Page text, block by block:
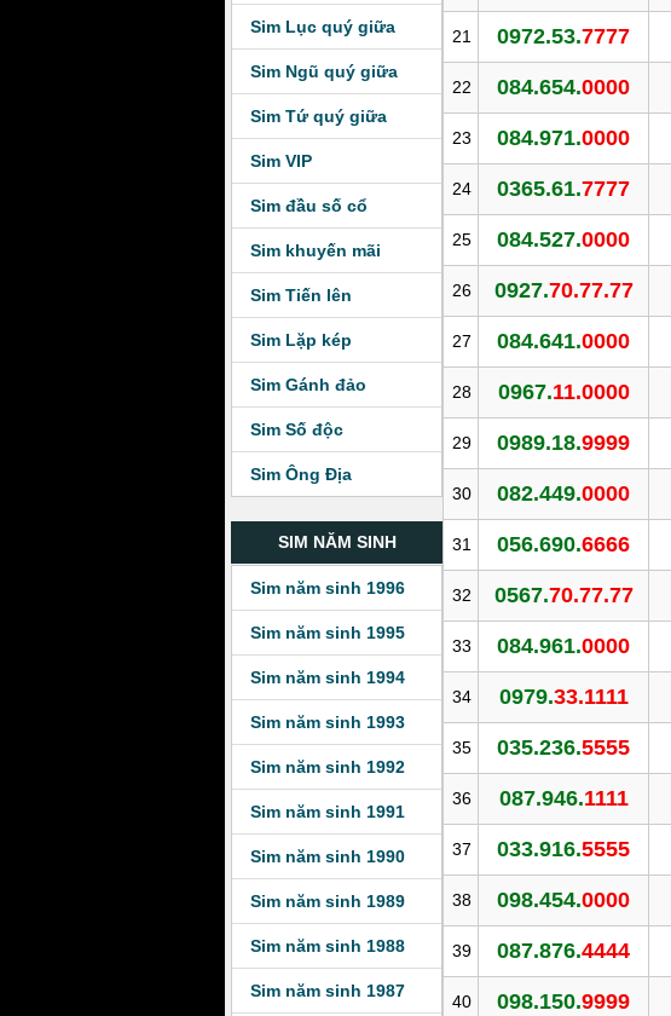
Sim Lục quý giữa
Sim Ngũ quý giữa
Sim Tứ quý giữa
Sim VIP
Sim đầu số cổ
Sim khuyến mãi
Sim Tiến lên
Sim Lặp kép
Sim Gánh đảo
Sim Số độc
Sim Ông Địa
SIM NĂM SINH
Sim năm sinh 1996
Sim năm sinh 1995
Sim năm sinh 1994
Sim năm sinh 1993
Sim năm sinh 1992
Sim năm sinh 1991
Sim năm sinh 1990
Sim năm sinh 1989
Sim năm sinh 1988
Sim năm sinh 1987
21 0972.53.7777
22 084.654.0000
23 084.971.0000
24 0365.61.7777
25 084.527.0000
26 0927.70.77.77
27 084.641.0000
28 0967.11.0000
29 0989.18.9999
30 082.449.0000
31 056.690.6666
32 0567.70.77.77
33 084.961.0000
34 0979.33.1111
35 035.236.5555
36 087.946.1111
37 033.916.5555
38 098.454.0000
39 087.876.4444
40 098.150.9999